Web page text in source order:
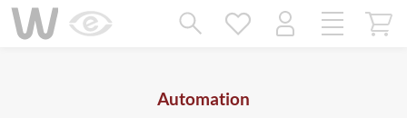
Automation
Mangler chatten?
Ret samtykke!